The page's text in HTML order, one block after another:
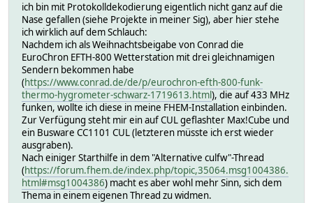
ich bin mit Protokolldekodierung eigentlich nicht ganz auf die
Nase gefallen (siehe Projekte in meiner Sig), aber hier stehe
ich wirklich auf dem Schlauch:
Nachdem ich als Weihnachtsbeigabe von Conrad die
EuroChron EFTH-800 Wetterstation mit drei gleichnamigen
Sendern bekommen habe
(https://www.conrad.de/de/p/eurochron-efth-800-funk-
thermo-hygrometer-schwarz-1719613.html), die auf 433 MHz
funken, wollte ich diese in meine FHEM-Installation einbinden.
Zur Verfügung steht mir ein auf CUL geflashter Max!Cube und
ein Busware CC1101 CUL (letzteren müsste ich erst wieder
ausgraben).
Nach einiger Starthilfe in dem "Alternative culfw"-Thread
(https://forum.fhem.de/index.php/topic,35064.msg1004386.
html#msg1004386) macht es aber wohl mehr Sinn, sich dem
Thema in einem eigenen Thread zu widmen.